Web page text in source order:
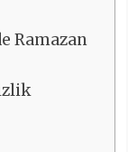
Ramazan